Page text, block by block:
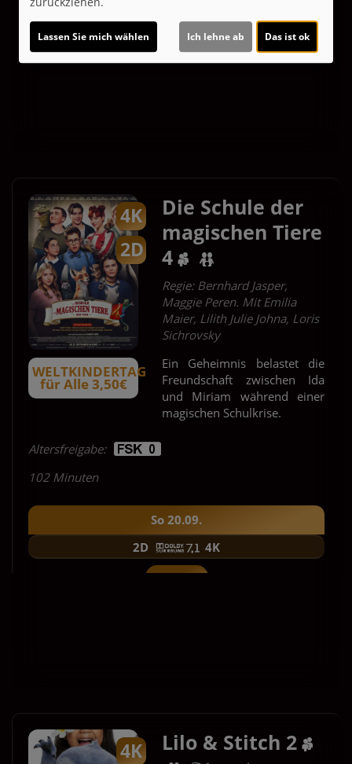
Mi 19.08.
2D
4K
2D
WELTKINDERTAG
für Alle 3,50€
Die Schule der
magischen Tiere
4
Regie: Bernhard Jasper,
Maggie Peren. Mit Emilia
Maier, Lilith Julie Johna, Loris
Sichrovsky
Ein Geheimnis belastet die
Freundschaft zwischen Ida
und Miriam während einer
magischen Schulkrise.
Altersfreigabe:
102 Minuten
So 20.09.
12:00
2D 4K
4K
Lilo & Stitch 2
Lassen Sie mich wählen Ich lehne ab Das ist ok